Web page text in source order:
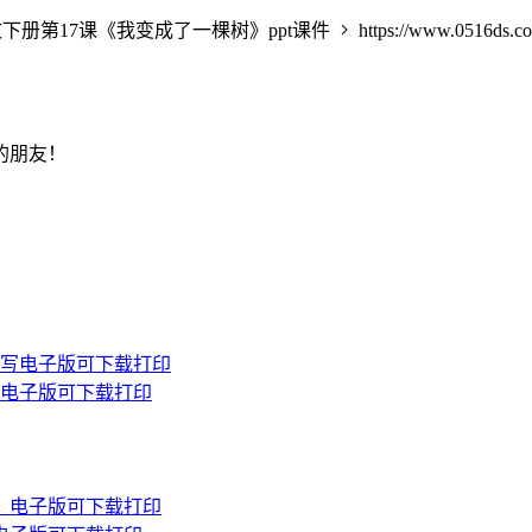
册第17课《我变成了一棵树》ppt课件 https://
友！
子版可下载打印